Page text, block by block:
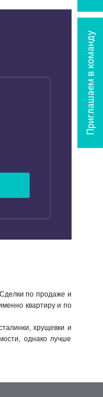
Приглашаем в команду
по продаже и
квартиру и по
хрущевки и
однако лучше